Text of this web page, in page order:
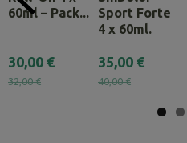
60ml – Pack...
30,00 €
32,00 €
Sport Forte
4 x 60ml.
35,00 €
40,00 €